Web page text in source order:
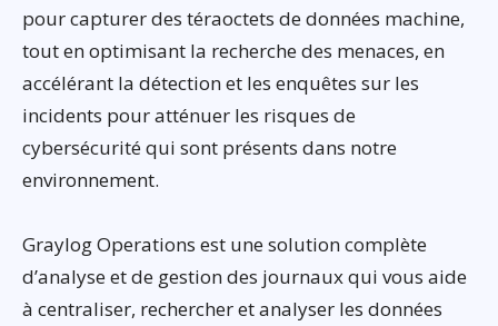
pour capturer des téraoctets de données machine,
tout en optimisant la recherche des menaces, en
accélérant la détection et les enquêtes sur les
incidents pour atténuer les risques de
cybersécurité qui sont présents dans notre
environnement.
Graylog Operations est une solution complète
d’analyse et de gestion des journaux qui vous aide
à centraliser, rechercher et analyser les données